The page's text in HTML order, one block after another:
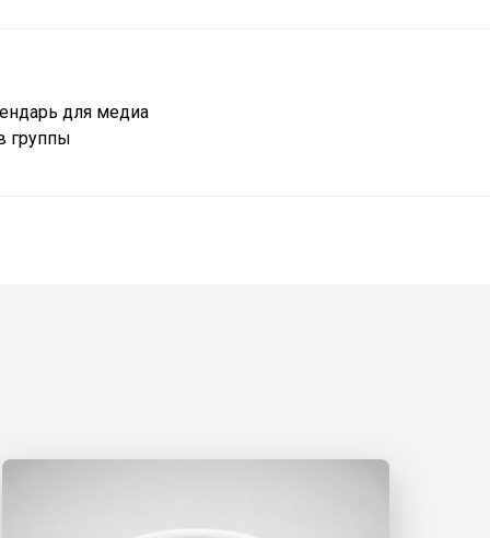
для медиа
группы